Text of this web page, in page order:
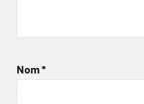
Nom*